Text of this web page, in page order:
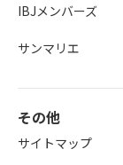
IBJメンバーズ
サンマリエ
その他
サイトマップ